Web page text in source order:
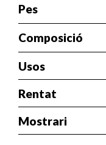
Pes
Composició
Usos
Rentat
Mostrari